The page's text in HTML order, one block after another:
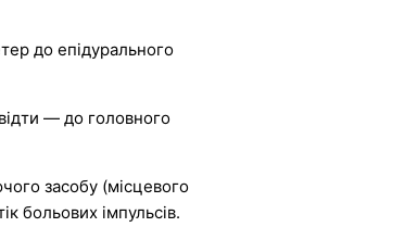
до епідурального
— до головного
засобу (місцевого
больових імпульсів.